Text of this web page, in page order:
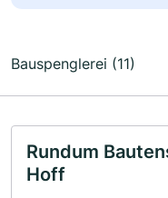
Bauspenglerei (11)
Rundum
Hoff